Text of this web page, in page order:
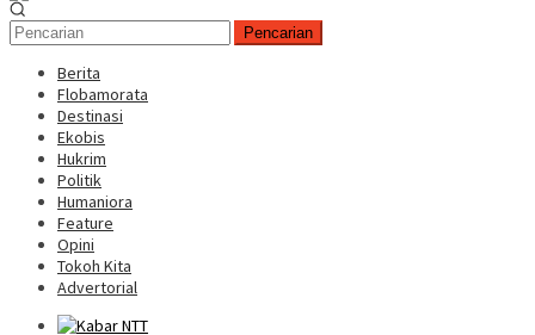
Pencarian
Berita
Flobamorata
Destinasi
Ekobis
Hukrim
Politik
Humaniora
Feature
Opini
Tokoh Kita
Advertorial